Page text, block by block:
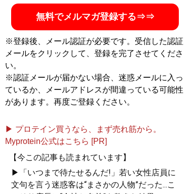
無料でメルマガ登録する⇒⇒
※登録後、メール認証が必要です。受信した認証
メールをクリックして、登録を完了させてくださ
い。
※認証メールが届かない場合、迷惑メールに入っ
ているか、メールアドレスが間違っている可能性
があります。再度ご登録ください。
▶ プロテイン買うなら、まず売れ筋から。
Myprotein公式はこちら [PR]
【今この記事も読まれています】
▶「いつまで待たせるんだ!」若い女性店員に
文句を言う迷惑客は“まさかの人物”だった...こ